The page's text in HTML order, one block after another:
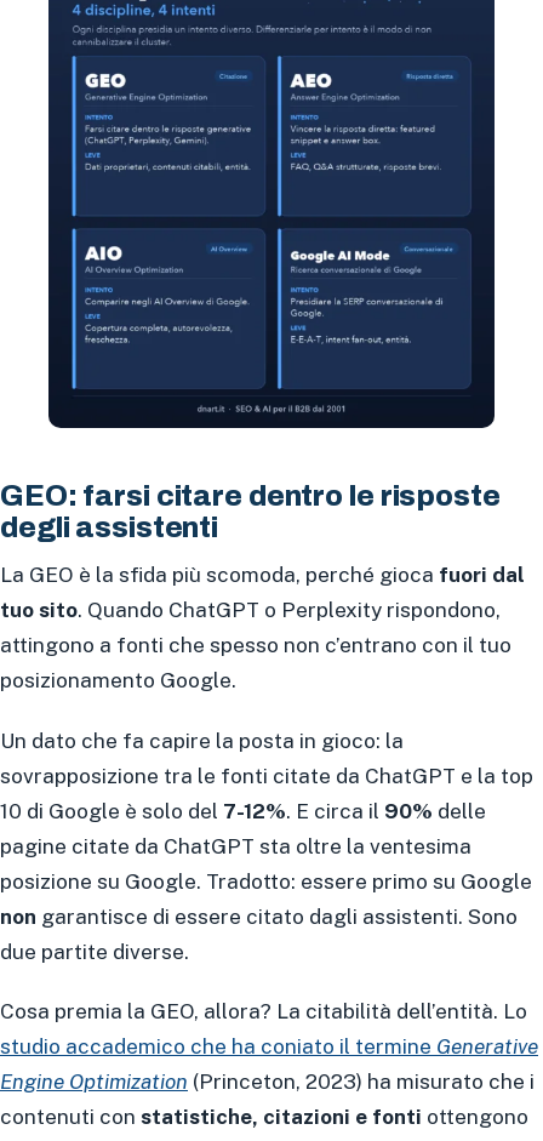
GEO: farsi citare dentro le risposte
degli assistenti
La GEO è la sfida più scomoda, perché gioca fuori dal
tuo sito. Quando ChatGPT o Perplexity rispondono,
attingono a fonti che spesso non c’entrano con il tuo
posizionamento Google.
Un dato che fa capire la posta in gioco: la
sovrapposizione tra le fonti citate da ChatGPT e la top
10 di Google è solo del 7-12%. E circa il 90% delle
pagine citate da ChatGPT sta oltre la ventesima
posizione su Google. Tradotto: essere primo su Google
non garantisce di essere citato dagli assistenti. Sono
due partite diverse.
Cosa premia la GEO, allora? La citabilità dell’entità. Lo
studio accademico che ha coniato il termine Generative
Engine Optimization (Princeton, 2023) ha misurato che i
contenuti con statistiche, citazioni e fonti ottengono